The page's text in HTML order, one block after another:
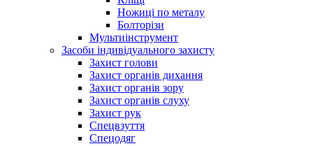
Ножиці по металу
Болторізи
Мультиінструмент
Засоби індивідуального захисту
Захист голови
Захист органів дихання
Захист органів зору
Захист органів слуху
Захист рук
Спецвзуття
Спецодяг